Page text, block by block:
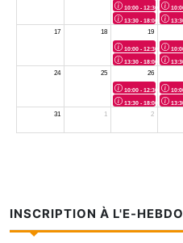
INSCRIPTION À L'E-HEBDO